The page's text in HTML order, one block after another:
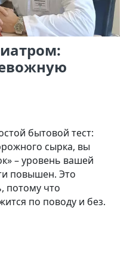
бытовой тест:
сырка, вы
– уровень вашей
повышен. Это
потому что
по поводу и без.